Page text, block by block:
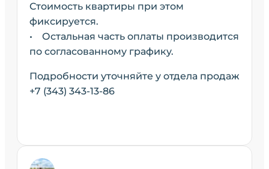
Стоимость квартиры при этом
фиксируется.
• Остальная часть оплаты производится
по согласованному графику.
Подробности уточняйте у отдела продаж
+7 (343) 343-13-86